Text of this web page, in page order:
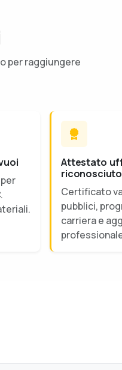
per raggiungere
Attestato
riconosciuto
Certificato
pubblici,
carriera e